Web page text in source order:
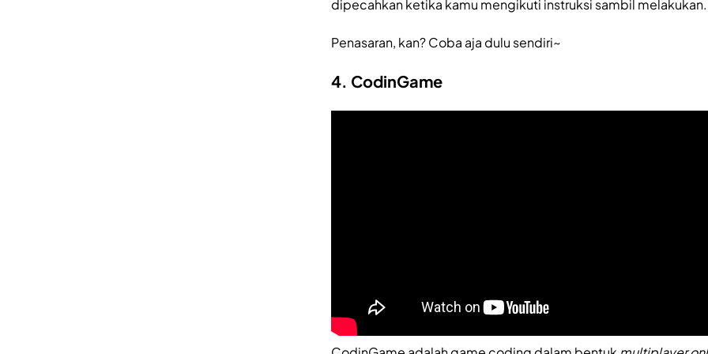
dipecahkan ketika kamu mengikuti instruksi sambil melakukan.
Penasaran, kan? Coba aja dulu sendiri~
4. CodinGame